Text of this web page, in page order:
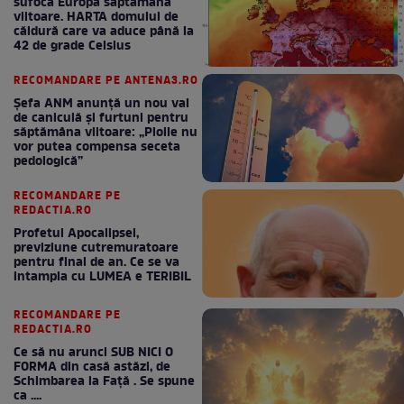
viitoare. HARTA domului de
căldură care va aduce până la
42 de grade Celsius
RECOMANDARE PE ANTENA3.RO
Șefa ANM anunță un nou val
de caniculă și furtuni pentru
săptămâna viitoare: „Ploile nu
vor putea compensa seceta
pedologică”
RECOMANDARE PE
REDACTIA.RO
Profetul Apocalipsei,
previziune cutremuratoare
pentru final de an. Ce se va
intampla cu LUMEA e TERIBIL
RECOMANDARE PE
REDACTIA.RO
Ce să nu arunci SUB NICI O
FORMA din casă astăzi, de
Schimbarea la Față . Se spune
ca ....